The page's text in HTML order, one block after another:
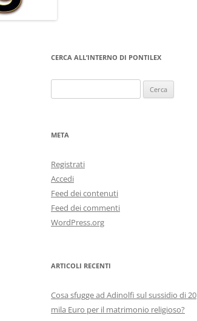
CERCA ALL’INTERNO DI PONTILEX
per:
META
Registrati
Accedi
Feed dei contenuti
Feed dei commenti
WordPress.org
ARTICOLI RECENTI
Cosa sfugge ad Adinolfi sul sussidio di 20
mila Euro per il matrimonio religioso?